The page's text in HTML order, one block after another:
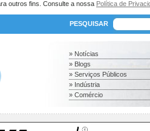
outros fins. Consulte a nossa Política de
PESQUISAR
» Notícias
» Blogs
» Serviços Públicos
» Indústria
» Comércio